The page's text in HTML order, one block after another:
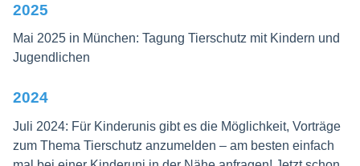
2025
Mai 2025 in München: Tagung Tierschutz mit Kindern und
Jugendlichen
2024
Juli 2024: Für Kinderunis gibt es die Möglichkeit, Vorträge
zum Thema Tierschutz anzumelden – am besten einfach